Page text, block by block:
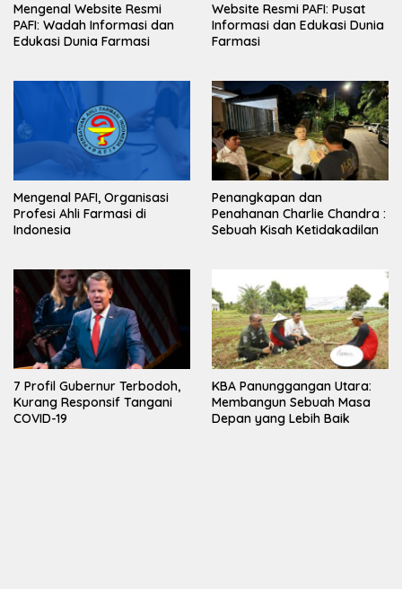
Mengenal Website Resmi
PAFI: Wadah Informasi dan
Edukasi Dunia Farmasi
Website Resmi PAFI: Pusat
Informasi dan Edukasi Dunia
Farmasi
Mengenal PAFI, Organisasi
Profesi Ahli Farmasi di
Indonesia
Penangkapan dan
Penahanan Charlie Chandra :
Sebuah Kisah Ketidakadilan
7 Profil Gubernur Terbodoh,
Kurang Responsif Tangani
COVID-19
KBA Panunggangan Utara:
Membangun Sebuah Masa
Depan yang Lebih Baik